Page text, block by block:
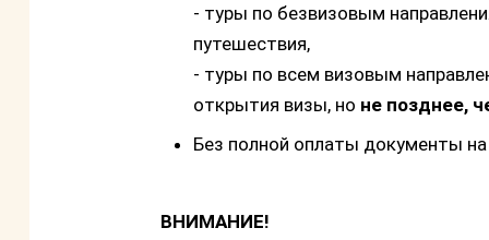
- туры по безвизовым
путешествия,
- туры по всем визовым
открытия визы, но не позднее,
Без полной оплаты документы
ВНИМАНИЕ!